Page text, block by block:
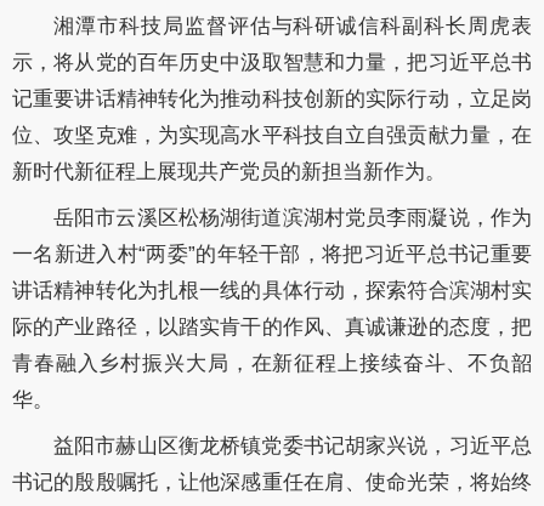
湘潭市科技局监督评估与科研诚信科副科长周虎表
示，将从党的百年历史中汲取智慧和力量，把习近平总书
记重要讲话精神转化为推动科技创新的实际行动，立足岗
位、攻坚克难，为实现高水平科技自立自强贡献力量，在
新时代新征程上展现共产党员的新担当新作为。
岳阳市云溪区松杨湖街道滨湖村党员李雨凝说，作为
一名新进入村“两委”的年轻干部，将把习近平总书记重要
讲话精神转化为扎根一线的具体行动，探索符合滨湖村实
际的产业路径，以踏实肯干的作风、真诚谦逊的态度，把
青春融入乡村振兴大局，在新征程上接续奋斗、不负韶
华。
益阳市赫山区衡龙桥镇党委书记胡家兴说，习近平总
书记的殷殷嘱托，让他深感重任在肩、使命光荣，将始终